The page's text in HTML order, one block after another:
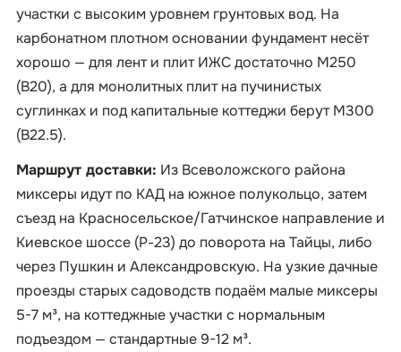
участки с высоким уровнем грунтовых вод. На
карбонатном плотном основании фундамент несёт
хорошо — для лент и плит ИЖС достаточно М250
(B20), а для монолитных плит на пучинистых
суглинках и под капитальные коттеджи берут М300
(B22.5).
Маршрут доставки: Из Всеволожского района
миксеры идут по КАД на южное полукольцо, затем
съезд на Красносельское/Гатчинское направление и
Киевское шоссе (Р-23) до поворота на Тайцы, либо
через Пушкин и Александровскую. На узкие дачные
проезды старых садоводств подаём малые миксеры
5-7 м³, на коттеджные участки с нормальным
подъездом — стандартные 9-12 м³.